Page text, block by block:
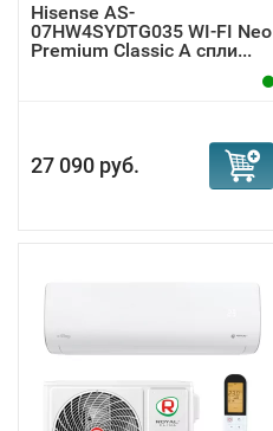
Hisense AS-
07HW4SYDTG035 WI-FI Neo
Premium Classic A спли...
27 090 руб.